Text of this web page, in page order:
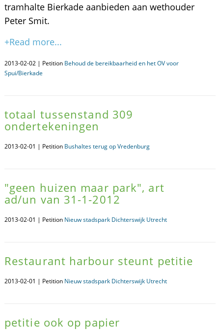
tramhalte Bierkade aanbieden aan wethouder
Peter Smit.
+Read more...
2013-02-02 | Petition Behoud de bereikbaarheid en het OV voor
Spui/Bierkade
totaal tussenstand 309
ondertekeningen
2013-02-01 | Petition Bushaltes terug op Vredenburg
"geen huizen maar park", art
ad/un van 31-1-2012
2013-02-01 | Petition Nieuw stadspark Dichterswijk Utrecht
Restaurant harbour steunt petitie
2013-02-01 | Petition Nieuw stadspark Dichterswijk Utrecht
petitie ook op papier